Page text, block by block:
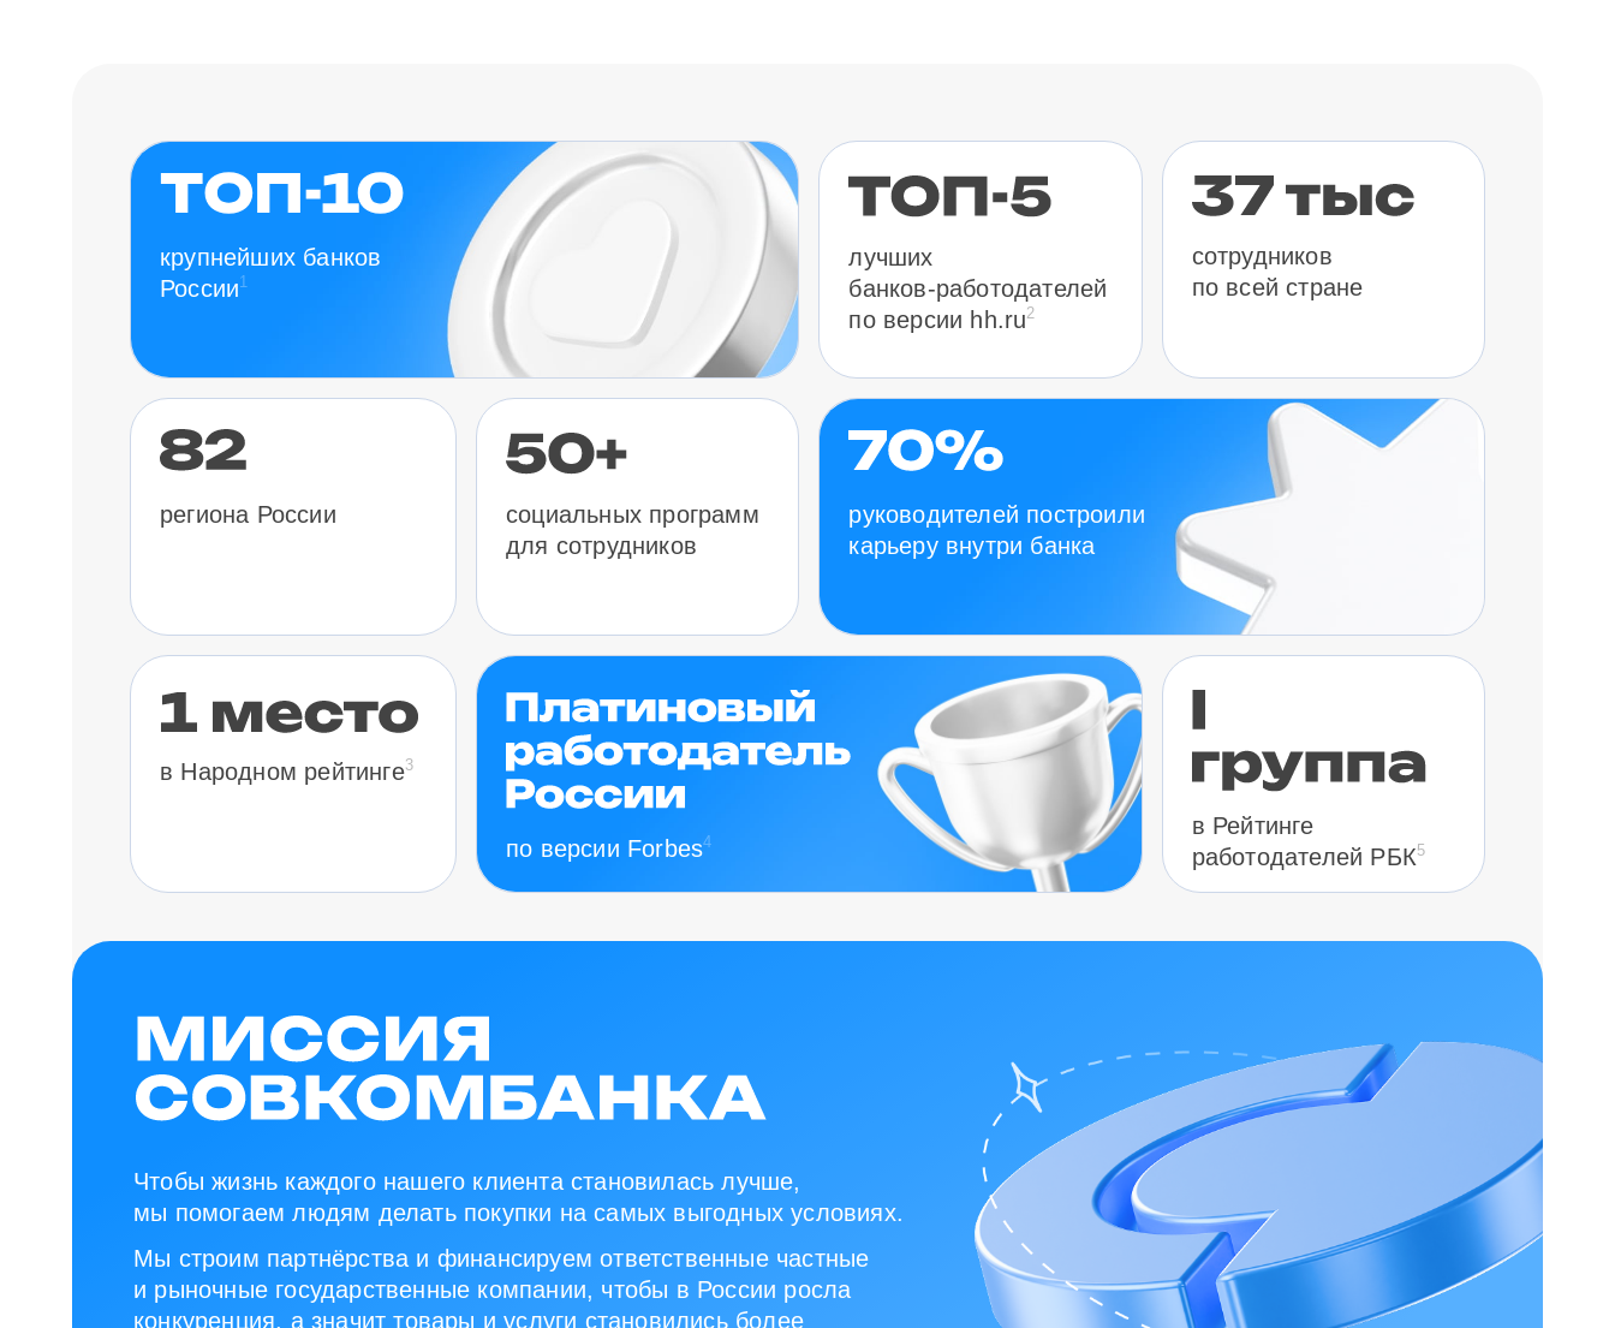
крупнейших банков
России1
лучших
банков-работодателей
по версии hh.ru2
сотрудников
по всей стране
региона России
социальных программ
для сотрудников
руководителей построили
карьеру внутри банка
в Народном рейтинге3
по версии Forbes4
в Рейтинге
работодателей РБК5
Чтобы жизнь каждого нашего клиента становилась лучше,
мы помогаем людям делать покупки на самых выгодных условиях.
Мы строим партнёрства и финансируем ответственные частные
и рыночные государственные компании, чтобы в России росла
конкуренция, а значит товары и услуги становились более